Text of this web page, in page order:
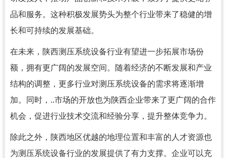
品和服务。这种积极发展势头为整个行业带来了稳健的增
长和可持续的发展基础。
在未来，陕西测压系统设备行业有望进一步拓展市场份
额，拥有更广阔的发展空间。随着经济的不断发展和产业
结构的调整，更多行业对测压系统设备的需求将逐渐增
加。同时，..市场的开放也为陕西企业带来了更广阔的合作
机会，促进行业技术交流和经验分享，提升整体竞争力。
除此之外，陕西地区优越的地理位置和丰富的人才资源也
为测压系统设备行业的发展提供了有力支撑。企业可以充